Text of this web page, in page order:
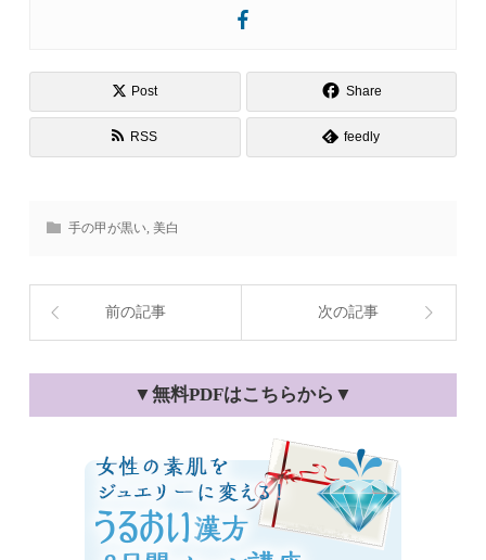
Post Share
RSS feedly
手の甲が黒い ,美白
前の記事 次の記事
▼無料PDFはこちらから▼
女性の素